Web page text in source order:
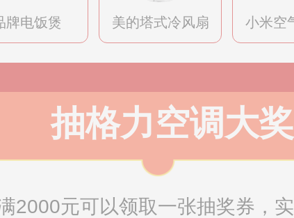
牌电饭煲 美的塔式冷风扇 小米空
抽格力空调大奖
2000元可以领取一张抽奖券，